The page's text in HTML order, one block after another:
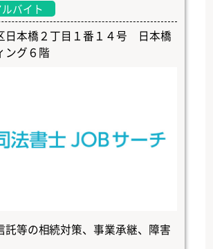
バイト
日本橋２丁目１番１４号 日本橋
ング６階
託等の相続対策、事業承継、障害